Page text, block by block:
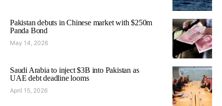
Pakistan debuts in Chinese market with $250m
Panda Bond
May 14, 2026
Saudi Arabia to inject $3B into Pakistan as
UAE debt deadline looms
April 15, 2026